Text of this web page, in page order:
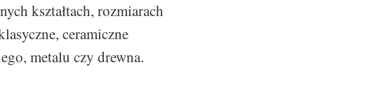
kształtach, rozmiarach
ceramiczne
metalu czy drewna.